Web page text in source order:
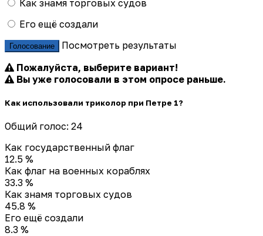
Как знамя торговых судов
Его ещё создали
Голосование
Посмотреть результаты
Пожалуйста, выберите вариант!
Вы уже голосовали в этом опросе раньше.
Как использовали триколор при Петре 1?
Общий голос: 24
Как государственный флаг
12.5 %
Как флаг на военных кораблях
33.3 %
Как знамя торговых судов
45.8 %
Его ещё создали
8.3 %